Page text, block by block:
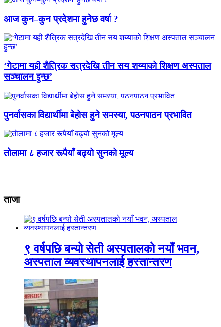
आज कुन–कुन प्रदेशमा हुनेछ वर्षा ?
‘गेटामा यही शैत्रिक सत्रदेखि तीन सय शय्याको शिक्षण अस्पताल
सञ्चालन हुन्छ’
पुनर्वासका विद्यार्थीमा बेहोस हुने समस्या, पठनपाठन प्रभावित
तोलामा ८ हजार रूपैयाँ बढ्यो सुनको मूल्य
ताजा
९ वर्षपछि बन्यो सेती अस्पतालको नयाँ भवन,
अस्पताल व्यवस्थापनलाई हस्तान्तरण